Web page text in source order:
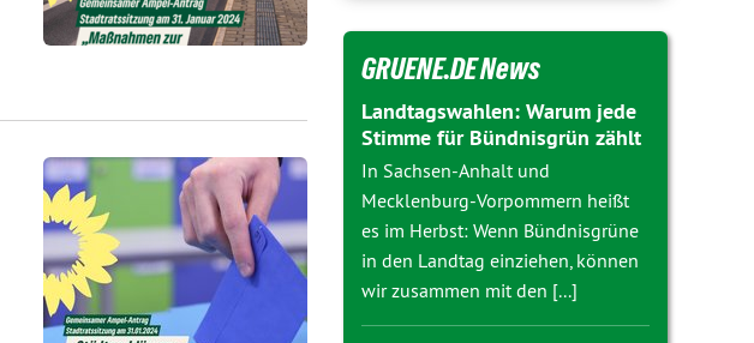
GRUENE.DE News
Landtagswahlen: Warum jede
Stimme für Bündnisgrün zählt
In Sachsen-Anhalt und
Mecklenburg-Vorpommern heißt
es im Herbst: Wenn Bündnisgrüne
in den Landtag einziehen, können
wir zusammen mit den [...]